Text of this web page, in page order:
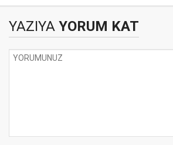
YAZIYA YORUM KAT